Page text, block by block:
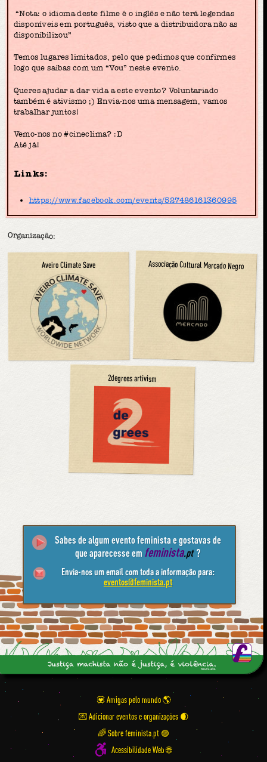
“Nota: o idioma deste filme é o inglês e não terá legendas
disponíveis em português, visto que a distribuidora não as
disponibilizou”
Temos lugares limitados, pelo que pedimos que confirmes
logo que saibas com um “Vou” neste evento.
Queres ajudar a dar vida a este evento? Voluntariado
também é ativismo ;) Envia-nos uma mensagem, vamos
trabalhar juntos!
Vemo-nos no #cineclima? :D
Até já!
Links:
https://www.facebook.com/events/527486161360995
Organização:
Aveiro Climate Save Associação Cultural Mercado Negro
2degrees artivism
Sabes de algum evento feminista e gostavas de
que aparecesse em feminista.pt ?
Envia-nos um email com toda a informação para:
eventos@feminista.pt
💟 Amigas pelo mundo
💌 Adicionar eventos e organizações
🌈 Sobre feminista.pt 🟣
Acessibilidade Web 🌐